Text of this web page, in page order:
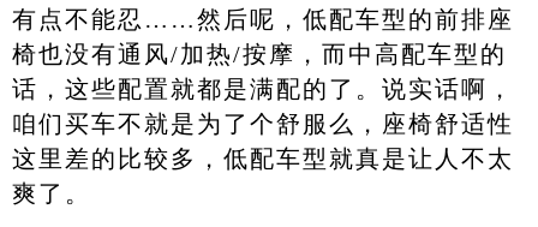
有点不能忍……然后呢，低配车型的前排座
椅也没有通风/加热/按摩，而中高配车型的
话，这些配置就都是满配的了。说实话啊，
咱们买车不就是为了个舒服么，座椅舒适性
这里差的比较多，低配车型就真是让人不太
爽了。